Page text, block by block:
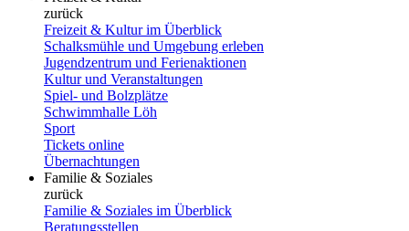
zurück
Freizeit & Kultur im Überblick
Schalksmühle und Umgebung erleben
Jugendzentrum und Ferienaktionen
Kultur und Veranstaltungen
Spiel- und Bolzplätze
Schwimmhalle Löh
Sport
Tickets online
Übernachtungen
Familie & Soziales
zurück
Familie & Soziales im Überblick
Beratungsstellen